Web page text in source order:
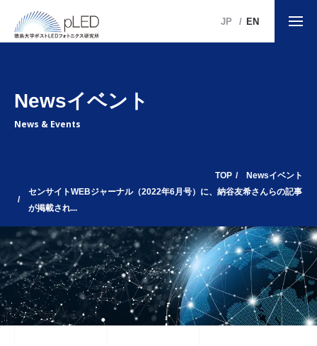
JP EN
Newsイベント
News & Events
TOP
Newsイベント
センサイトWEBジャーナル（2022年6月号）に、納谷友希さんらの記事
が掲載され...